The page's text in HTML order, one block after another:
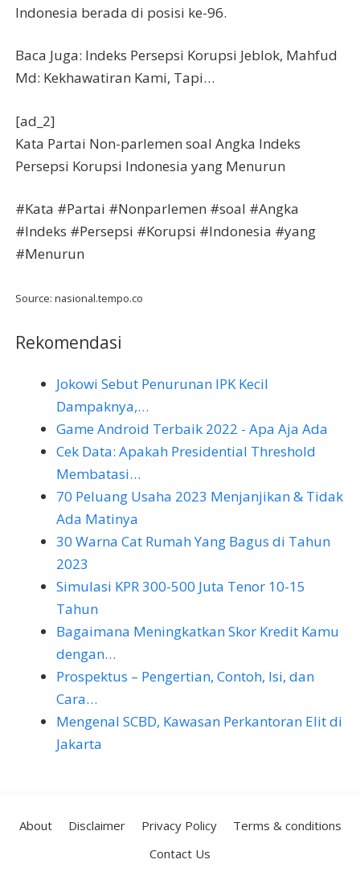
Indonesia berada di posisi ke-96.
Baca Juga: Indeks Persepsi Korupsi Jeblok, Mahfud
Md: Kekhawatiran Kami, Tapi…
[ad_2]
Kata Partai Non-parlemen soal Angka Indeks
Persepsi Korupsi Indonesia yang Menurun
#Kata #Partai #Nonparlemen #soal #Angka
#Indeks #Persepsi #Korupsi #Indonesia #yang
#Menurun
Source: nasional.tempo.co
Rekomendasi
Jokowi Sebut Penurunan IPK Kecil
Dampaknya,…
Game Android Terbaik 2022 - Apa Aja Ada
Cek Data: Apakah Presidential Threshold
Membatasi…
70 Peluang Usaha 2023 Menjanjikan & Tidak
Ada Matinya
30 Warna Cat Rumah Yang Bagus di Tahun
2023
Simulasi KPR 300-500 Juta Tenor 10-15
Tahun
Bagaimana Meningkatkan Skor Kredit Kamu
dengan…
Prospektus – Pengertian, Contoh, Isi, dan
Cara…
Mengenal SCBD, Kawasan Perkantoran Elit di
Jakarta
About Disclaimer Privacy Policy
Terms & conditions
Contact Us